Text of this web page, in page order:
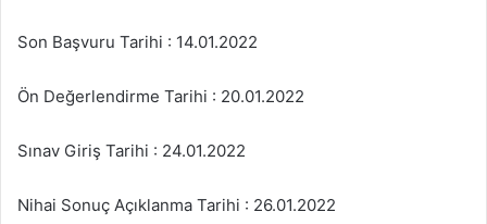
Son Başvuru Tarihi : 14.01.2022
Ön Değerlendirme Tarihi : 20.01.2022
Sınav Giriş Tarihi : 24.01.2022
Nihai Sonuç Açıklanma Tarihi : 26.01.2022